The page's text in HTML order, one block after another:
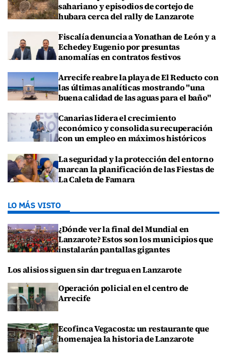
sahariano y episodios de cortejo de
hubara cerca del rally de Lanzarote
Fiscalía denuncia a Yonathan de León y a
Echedey Eugenio por presuntas
anomalías en contratos festivos
Arrecife reabre la playa de El Reducto con
las últimas analíticas mostrando "una
buena calidad de las aguas para el baño"
Canarias lidera el crecimiento
económico y consolida su recuperación
con un empleo en máximos históricos
La seguridad y la protección del entorno
marcan la planificación de las Fiestas de
La Caleta de Famara
LO MÁS VISTO
¿Dónde ver la final del Mundial en
Lanzarote? Estos son los municipios que
instalarán pantallas gigantes
Los alisios siguen sin dar tregua en Lanzarote
Operación policial en el centro de
Arrecife
Ecofinca Vegacosta: un restaurante que
homenajea la historia de Lanzarote